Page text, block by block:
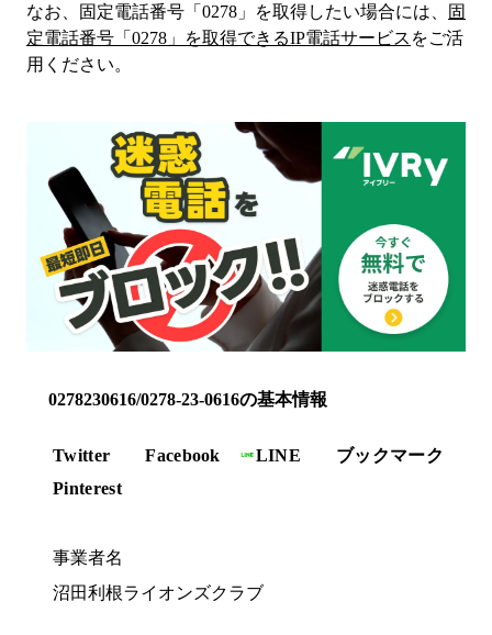
なお、固定電話番号「 0278 」を取得したい場合には、
固
定電話番号「 0278 」を取得できるIP電話サービス をご活
用ください。
0278230616/0278-23-0616の基本情報
Twitter Facebook LINE
ブックマーク
Pinterest
事業者名
沼田利根ライオンズクラブ